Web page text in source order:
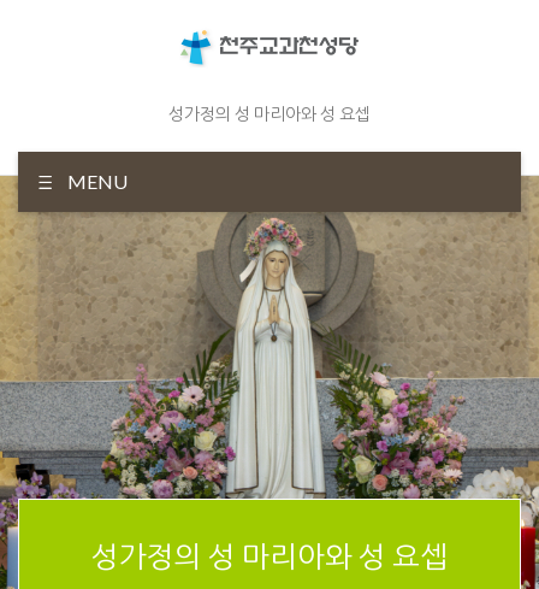
성가정의 성 마리아와 성 요셉
MENU
성가정의 성 마리아와 성 요셉